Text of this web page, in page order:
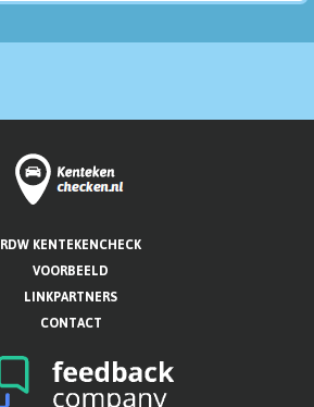
RDW KENTEKENCHECK
VOORBEELD
LINKPARTNERS
CONTACT